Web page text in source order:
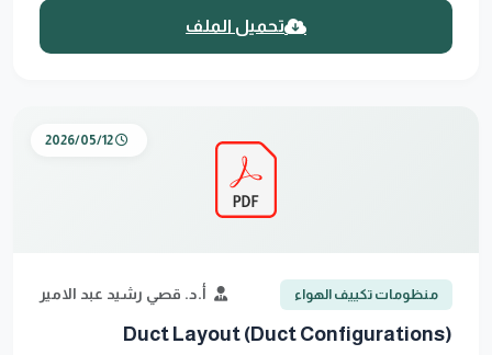
تحميل الملف
2026/05/12
منظومات تكييف الهواء أ.د. قصي رشيد عبد الامير
Duct Layout (Duct Configurations)